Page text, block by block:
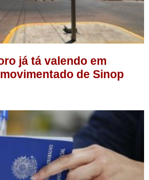
já tá valendo em
de Sinop